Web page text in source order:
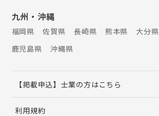
九州・沖縄
福岡県 佐賀県 長崎県 熊本県 大分県
鹿児島県
沖縄県
【掲載申込】士業の方はこちら
利用規約